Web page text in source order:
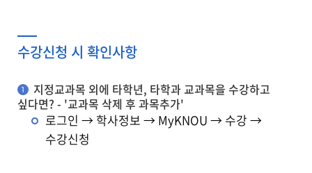
수강신청 시 확인사항
1
지정교과목 외에 타학년, 타학과 교과목을 수강하고
싶다면? - '교과목 삭제 후 과목추가'
로그인 → 학사정보 → MyKNOU → 수강 →
수강신청